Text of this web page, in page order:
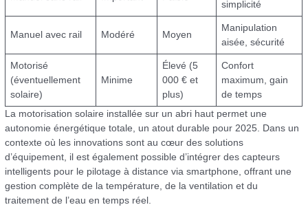
simplicité
Manuel avec rail Modéré Moyen
Manipulation
aisée, sécurité
Motorisé
(éventuellement
solaire)
Minime
Élevé (5
000 € et
plus)
Confort
maximum, gain
de temps
La motorisation solaire installée sur un abri haut permet une
autonomie énergétique totale, un atout durable pour 2025. Dans un
contexte où les innovations sont au cœur des solutions
d’équipement, il est également possible d’intégrer des capteurs
intelligents pour le pilotage à distance via smartphone, offrant une
gestion complète de la température, de la ventilation et du
traitement de l’eau en temps réel.